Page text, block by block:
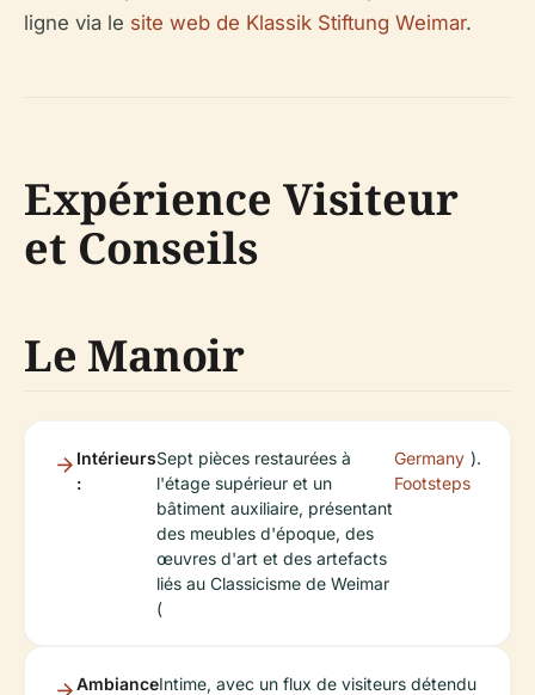
ligne via le site web de Klassik Stiftung Weimar.
Expérience Visiteur
et Conseils
Le Manoir
Intérieurs
:
Sept pièces restaurées à
l'étage supérieur et un
bâtiment auxiliaire, présentant
des meubles d'époque, des
œuvres d'art et des artefacts
liés au Classicisme de Weimar
(
Germany
Footsteps
).
AmbianceIntime, avec un flux de visiteurs détendu